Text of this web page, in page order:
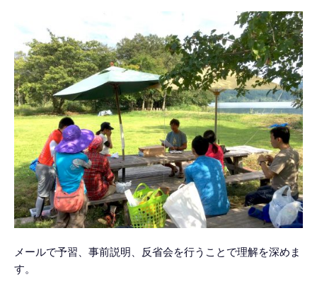
メールで予習、事前説明、反省会を行うことで理解を深めま
す。